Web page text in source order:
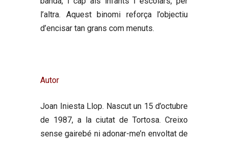
l’altra. Aquest binomi reforça l’objectiu
d’encisar tan grans com menuts.
Autor
Joan Iniesta Llop. Nascut un 15 d’octubre
de 1987, a la ciutat de Tortosa. Creixo
sense gairebé ni adonar-me’n envoltat de